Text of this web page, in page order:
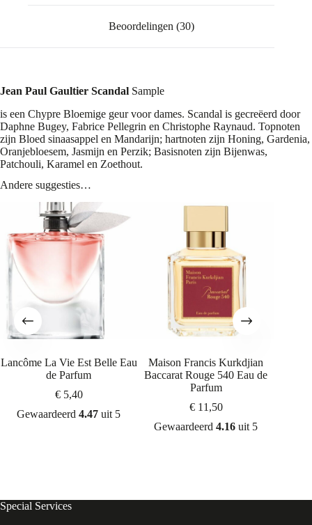
Beoordelingen (30)
Jean Paul Gaultier Scandal Sample
is een Chypre Bloemige geur voor dames. Scandal is gecreëerd door
Daphne Bugey, Fabrice Pellegrin en Christophe Raynaud. Topnoten
zijn Bloed sinaasappel en Mandarijn; hartnoten zijn Honing, Gardenia,
Oranjebloesem, Jasmijn en Perzik; Basisnoten zijn Bijenwas,
Patchouli, Karamel en Zoethout.
Andere suggesties…
Lancôme La Vie Est Belle Eau
de Parfum
€5,40
Gewaardeerd4.47 uit 5
Maison Francis Kurkdjian
Baccarat Rouge 540 Eau de
Parfum
€11,50
Gewaardeerd4.16 uit 5
Special Services